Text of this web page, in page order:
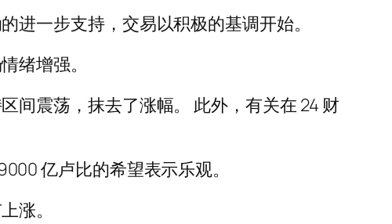
进一步支持，交易以积极的基调开始。
绪增强。
间震荡，抹去了涨幅。 此外，有关在 24 财
亿卢比的希望表示乐观。
涨。